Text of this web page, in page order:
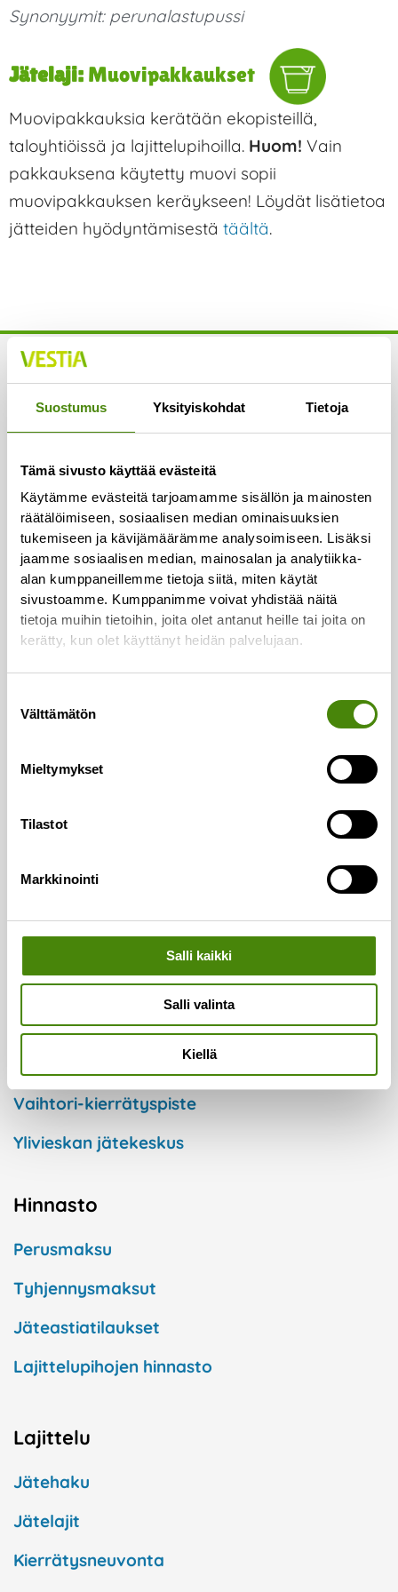
Suostumus Yksityiskohdat Tietoja
Tämä sivusto käyttää evästeitä
Käytämme evästeitä tarjoamamme sisällön ja mainosten
räätälöimiseen, sosiaalisen median ominaisuuksien
tukemiseen ja kävijämäärämme analysoimiseen. Lisäksi
jaamme sosiaalisen median, mainosalan ja analytiikka-
alan kumppaneillemme tietoja siitä, miten käytät
sivustoamme. Kumppanimme voivat yhdistää näitä
tietoja muihin tietoihin, joita olet antanut heille tai joita on
kerätty, kun olet käyttänyt heidän palvelujaan.
valinta
Välttämätön
Mieltymykset
Tilastot
Markkinointi
Salli kaikki
Salli valinta
Kiellä
Synonyymit: perunalastupussi
Jätelaji: Muovipakkaukset
Muovipakkauksia kerätään ekopisteillä,
taloyhtiöissä ja lajittelupihoilla. Huom! Vain
pakkauksena käytetty muovi sopii
muovipakkauksen keräykseen! Löydät lisätietoa
jätteiden hyödyntämisestä täältä.
Yhteystiedot
Asiakaspalvelu:
Puh.(08) 410 8700
Laskutus:
Puh.(08) 410 8750
Lajittelupihojen valvomo:
Puh.050 329 9617
Vaakapalvelut:
Puh.044 726 2993
84100 Ylivieska
Taloyhtiöt
Kuntaorganisaatiot
Keräyspisteet
Ekopisteet
Vaihtori-kierrätyspiste
Ylivieskan jätekeskus
Hinnasto
Perusmaksu
Tyhjennysmaksut
Jäteastiatilaukset
Lajittelupihojen hinnasto
Lajittelu
Jätehaku
Jätelajit
Kierrätysneuvonta